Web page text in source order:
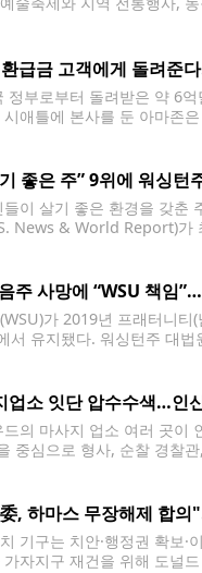
급금 고객에게 돌려준
정부로부터 돌려받은 약 6
애틀에 본사를 둔 아마존
좋은 주” 9위에 워싱턴
이 살기 좋은 환경을 갖춘
News & World Report)가
주 사망에 “WSU 책임
가 2019년 프래터니
서 유지됐다. 워싱턴주 대
업소 잇단 압수수색…인
의 마사지 업소 여러 곳이
중심으로 형사, 순찰 경찰
, 하마스 무장해제 합
기구는 치안·행정권 확보
자지구 재건을 위해 도널